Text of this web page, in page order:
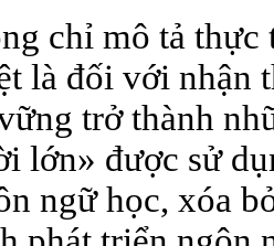
chỉ mô tả
là đối với nhận
trở thành
lớn» được sử
ngữ học, xóa